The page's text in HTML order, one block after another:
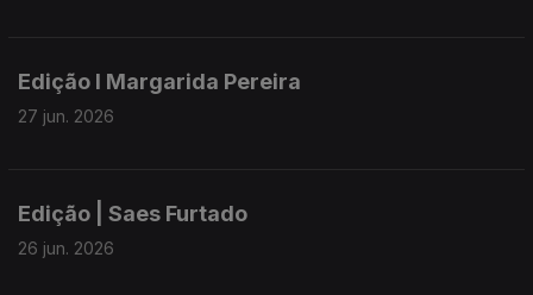
Edição I Margarida Pereira
27 jun. 2026
Edição | Saes Furtado
26 jun. 2026